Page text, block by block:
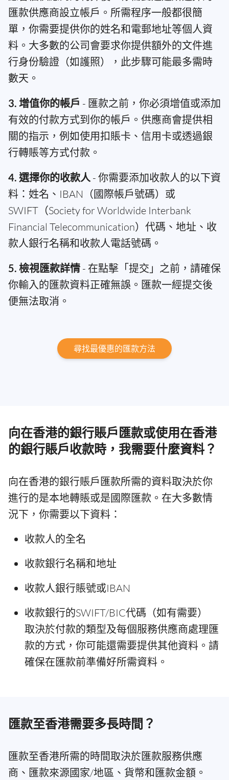
匯款供應商設立帳戶。所需程序一般都很簡
單，你需要提供你的姓名和電郵地址等個人資
料。大多數的公司會要求你提供額外的文件進
行身份驗證（如護照），此步驟可能最多需時
數天。
3. 增值你的帳戶 - 匯款之前，你必須增值或添加
有效的付款方式到你的帳戶。供應商會提供相
關的指示，例如使用扣賬卡、信用卡或透過銀
行轉賬等方式付款。
4. 選擇你的收款人 - 你需要添加收款人的以下資
料：姓名、IBAN（國際帳戶號碼）或
SWIFT（Society for Worldwide Interbank
Financial Telecommunication）代碼、地址、收
款人銀行名稱和收款人電話號碼。
5. 檢視匯款詳情 - 在點擊「提交」之前，請確保
你輸入的匯款資料正確無誤。匯款一經提交後
便無法取消。
尋找最優惠的匯款方法
向在香港的銀行賬戶匯款或使用在香港
的銀行賬戶收款時，我需要什麼資料？
向在香港的銀行賬戶匯款所需的資料取決於你
進行的是本地轉賬或是國際匯款。在大多數情
況下，你需要以下資料：
收款人的全名
收款銀行名稱和地址
收款人銀行賬號或IBAN
收款銀行的SWIFT/BIC代碼（如有需要）
取決於付款的類型及每個服務供應商處理匯
款的方式，你可能還需要提供其他資料。請
確保在匯款前準備好所需資料。
匯款至香港需要多長時間？
匯款至香港所需的時間取決於匯款服務供應
商、匯款來源國家/地區、貨幣和匯款金額。